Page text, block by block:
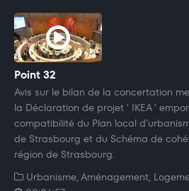
Point 32
Avis sur le bilan de la concertation
la Déclaration de projet ' IKEA '
compatibilité du Plan local
de Strasbourg et du Schéma de
région de Strasbourg.
Urbanisme, Aménagement,